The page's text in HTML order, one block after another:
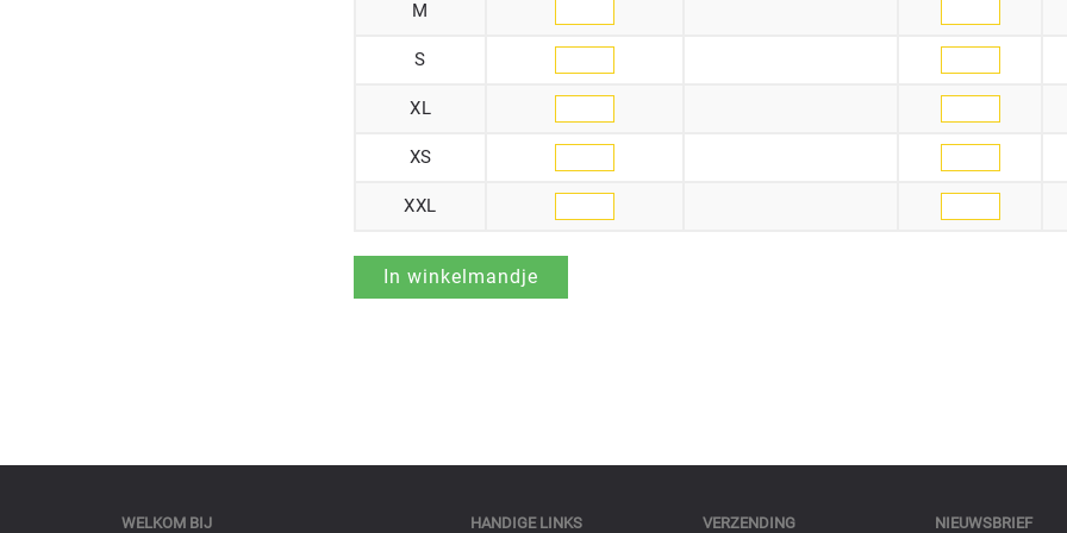
M
S
XL
XS
XXL
WELKOM BIJ HANDIGE LINKS VERZENDING NIEUWSBRIEF